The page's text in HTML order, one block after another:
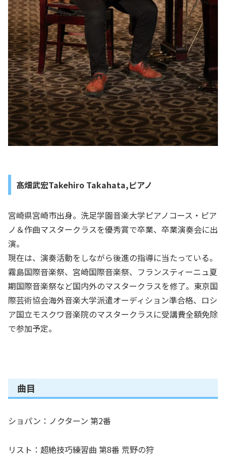
髙畑武宏Takehiro Takahata,ピアノ
宮崎県宮崎市出身。洗足学園音楽大学ピアノコース・ピア
ノ＆作曲マスタークラスを優秀賞で卒業、卒業演奏会に出
演。
現在は、演奏活動をしながら後進の指導に当たっている。
霧島国際音楽祭、宮崎国際音楽祭、フランスティーニュ夏
期国際音楽祭など国内外のマスタークラスを修了。東京国
際芸術協会海外音楽大学派遣オーディション準合格、ロシ
ア国立モスクワ音楽院のマスタークラスに受講費全額免除
で参加予定。
曲目
ショパン：ノクターン 第2番
リスト：超絶技巧練習曲 第8番 荒野の狩